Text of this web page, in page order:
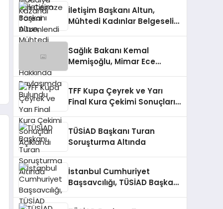
İletişim Başkanı Altun,
Mühtedi Kadınlar Belgeseli
Sağlık Bakanı Kemal
Memişoğlu, Mimar Ece
TFF Kupa Çeyrek ve Yarı
Final Kura Çekimi Sonuçları
TÜSİAD Başkanı Turan
Soruşturma Altında
İstanbul Cumhuriyet
Başsavcılığı, TÜSİAD Başkanı